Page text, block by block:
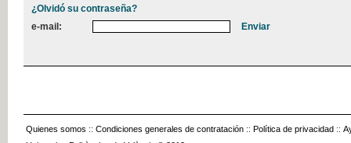
¿Olvidó su contraseña?
e-mail:
Quienes somos :: Condiciones generales de contratación :: Política de privacidad ::